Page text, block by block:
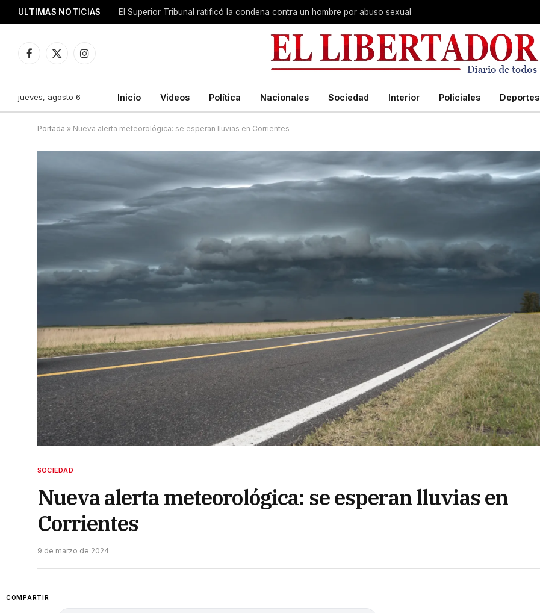
ULTIMAS NOTICIAS El Superior Tribunal ratificó la condena contra un hombre por abuso sexual
Facebook
X
Instagram
jueves, agosto 6 Inicio Videos Política Nacionales Sociedad Interior Policiales Deportes
Portada » Nueva alerta meteorológica: se esperan lluvias en Corrientes
SOCIEDAD
Nueva alerta meteorológica: se esperan lluvias en
Corrientes
9 de marzo de 2024
COMPARTIR